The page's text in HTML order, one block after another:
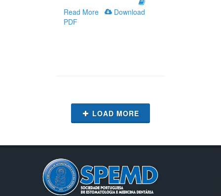
Read More
Download
PDF
LOAD MORE